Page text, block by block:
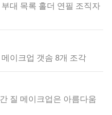
대 목록 홀더 연필 조직자
이크업 갯솜 8개 조각
질 메이크업은 아름다움